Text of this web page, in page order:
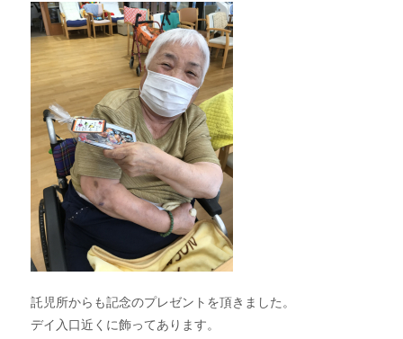
託児所からも記念のプレゼントを頂きました。
デイ入口近くに飾ってあります。